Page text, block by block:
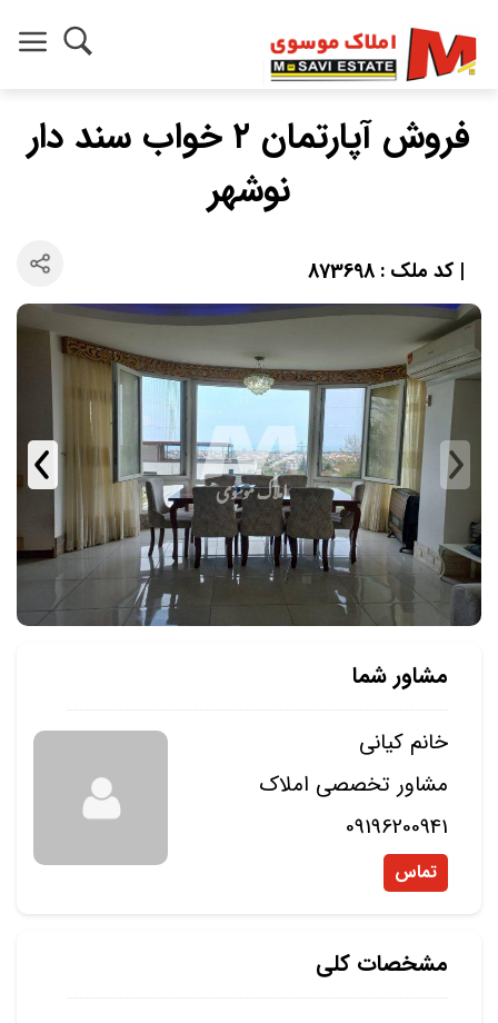
فروش آپارتمان ۲ خواب سند دار
نوشهر
| کد ملک : 873698
مشاور شما
خانم کیانی
مشاور تخصصی املاک
09196200941
تماس
مشخصات کلی